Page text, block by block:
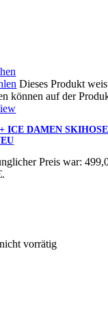
Dieses Produkt
können auf der
ICE DAMEN
Preis war:
vorrätig